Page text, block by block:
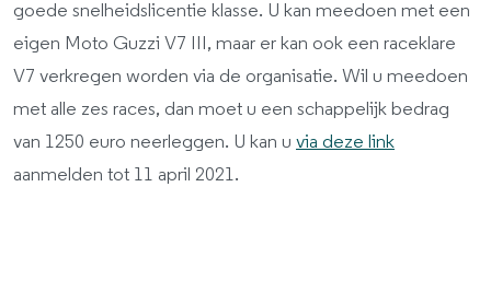
goede snelheidslicentie klasse. U kan meedoen met een
eigen Moto Guzzi V7 III, maar er kan ook een raceklare
V7 verkregen worden via de organisatie. Wil u meedoen
met alle zes races, dan moet u een schappelijk bedrag
van 1250 euro neerleggen. U kan u via deze link
aanmelden tot 11 april 2021.